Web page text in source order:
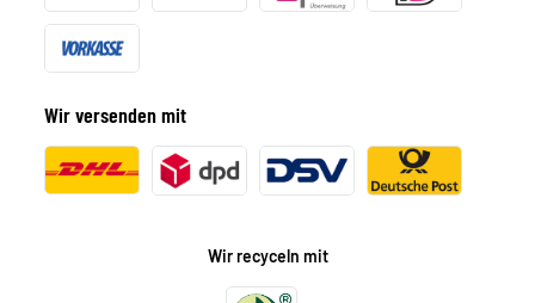
Wir versenden mit
Wir recyceln mit